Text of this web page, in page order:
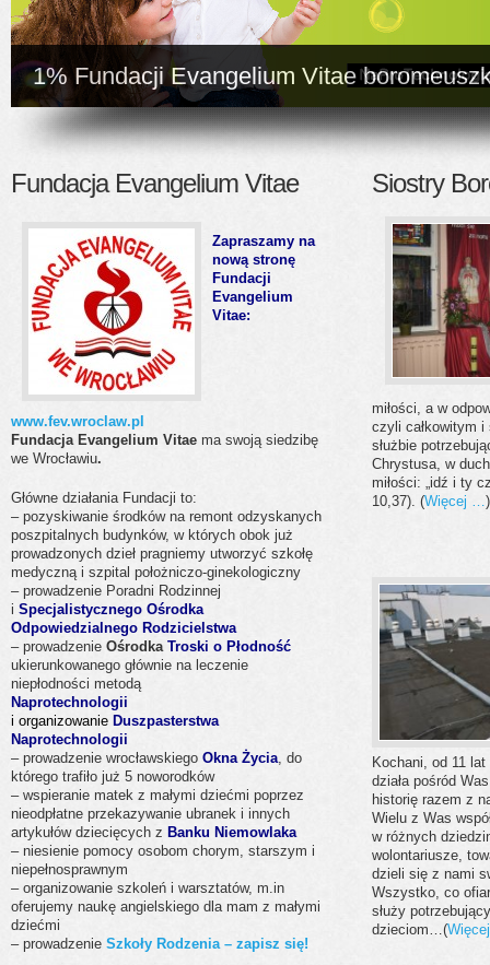
1% Fundacji Evangelium Vitae
Fundacja Evangelium Vitae
Zapraszamy na
nową stronę
Fundacji
Evangelium
Vitae:
www.fev.wroclaw.pl
Fundacja Evangelium Vitae ma swoją siedzibę
we Wrocławiu.
Główne działania Fundacji to:
– pozyskiwanie środków na remont odzyskanych
poszpitalnych budynków, w których obok już
prowadzonych dzieł pragniemy utworzyć szkołę
medyczną i szpital położniczo-ginekologiczny
– prowadzenie Poradni Rodzinnej
i Specjalistycznego Ośrodka
Odpowiedzialnego Rodzicielstwa
– prowadzenie Ośrodka Troski o Płodność
ukierunkowanego głównie na leczenie
niepłodności metodą
Naprotechnologii
i organizowanie Duszpasterstwa
Naprotechnologii
– prowadzenie wrocławskiego Okna Życia, do
którego trafiło już 5 noworodków
– wspieranie matek z małymi dziećmi poprzez
nieodpłatne przekazywanie ubranek i innych
artykułów dziecięcych z Banku Niemowlaka
– niesienie pomocy osobom chorym, starszym i
niepełnosprawnym
– organizowanie szkoleń i warsztatów, m.in
oferujemy naukę angielskiego dla mam z małymi
dziećmi
– prowadzenie Szkoły Rodzenia – zapisz się!
Siostry
miłości, a w
czyli całkowitym i
służbie
Chrystusa, w
miłości: „idź i ty
10,37). (Więcej …)
Kochani, od 11
działa pośród
historię razem z
Wielu z Was
w różnych
wolontariusze,
dzieli się z nami
Wszystko, co
służy
dzieciom…(